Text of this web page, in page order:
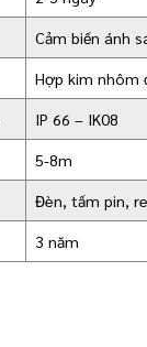
Cảm biến ánh
Hợp kim nhôm
IP 66 – IK08
5-8m
Đèn, tấm pin,
3 năm